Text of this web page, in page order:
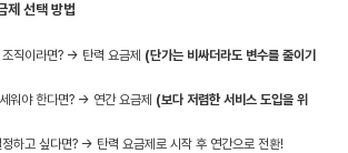
제 선택 방법
조직이라면? → 탄력 요금제 (단가는 비싸더라도 변수를 줄이기
워야 한다면? → 연간 요금제 (보다 저렴한 서비스 도입을 위
하고 싶다면? → 탄력 요금제로 시작 후 연간으로 전환!